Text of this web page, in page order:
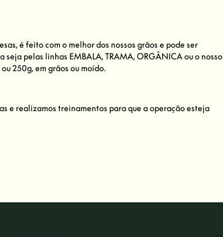
é feito com o melhor dos nossos grãos e pode ser
pelas linhas EMBALA, TRAMA, ORGÂNICA ou o nosso
250g, em grãos ou moído.
e realizamos treinamentos para que a operação esteja